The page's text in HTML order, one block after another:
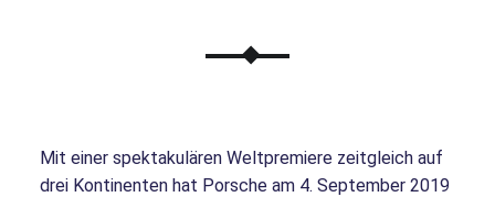
Mit einer spektakulären Weltpremiere zeitgleich auf
drei Kontinenten hat Porsche am 4. September 2019